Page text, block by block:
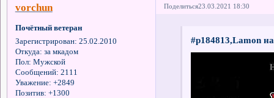
Поделиться23.03.2021 18:30
vorchun
Почётный ветеран
Зарегистрирован: 25.02.2010
Откуда: за мкадом
Пол: Мужской
Сообщений: 2111
Уважение: +2849
Позитив: +1300
#p184813,Lamon